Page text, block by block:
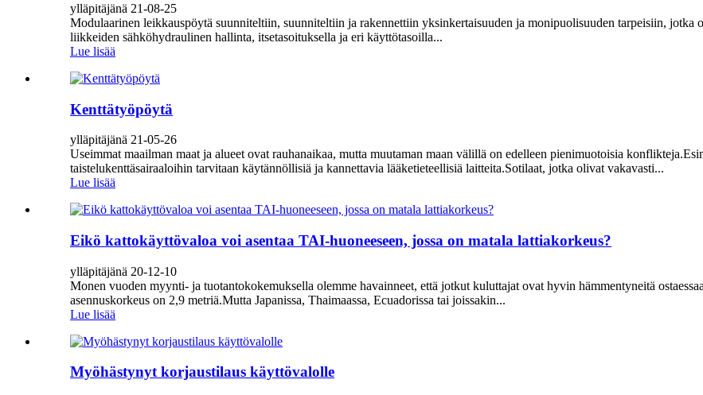
ylläpitäjänä 21-08-25
Modulaarinen leikkauspöytä suunniteltiin, suunniteltiin ja rakennettiin yksinkertaisuuden ja monipuolisuuden tarpeisiin,
liikkeiden sähköhydraulinen hallinta, itsetasoituksella ja eri käyttötasoilla...
Lue lisää
Kenttätyöpöytä
ylläpitäjänä 21-05-26
Useimmat maailman maat ja alueet ovat rauhanaikaa, mutta muutaman maan välillä on edelleen pienimuotoisia
taistelukenttäsairaaloihin tarvitaan käytännöllisiä ja kannettavia lääketieteellisiä laitteita.Sotilaat, jotka olivat vakavasti...
Lue lisää
Eikö kattokäyttövaloa voi asentaa TAI-huoneeseen, jossa on matala lattiakorkeus?
ylläpitäjänä 20-12-10
Monen vuoden myynti- ja tuotantokokemuksella olemme havainneet, että jotkut kuluttajat ovat hyvin hämmentyneitä
asennuskorkeus on 2,9 metriä.Mutta Japanissa, Thaimaassa, Ecuadorissa tai joissakin...
Lue lisää
Myöhästynyt korjaustilaus käyttövalolle